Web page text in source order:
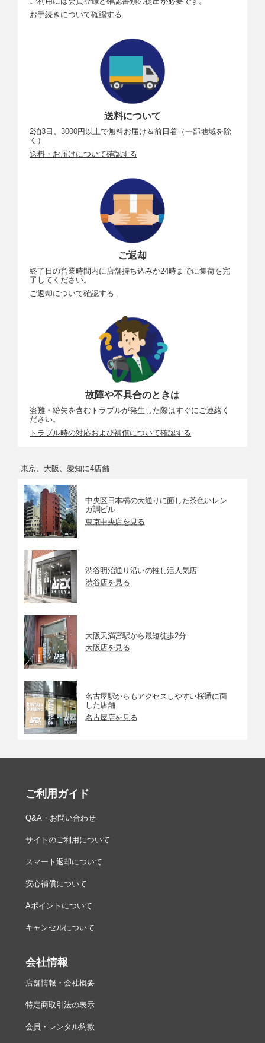
お手続きについて確認する
送料について
2泊3日、3000円以上で無料お届け＆前日着（一部地域を除
く）
送料・お届けについて確認する
ご返却
終了日の営業時間内に店舗持ち込みか24時までに集荷を完
了してください。
ご返却について確認する
故障や不具合のときは
盗難・紛失を含むトラブルが発生した際はすぐにご連絡く
ださい。
トラブル時の対応および補償について確認する
東京、大阪、愛知に4店舗
中央区日本橋の大通りに面した茶色いレン
ガ調ビル
東京中央店を見る
渋谷明治通り沿いの推し活人気店
渋谷店を見る
大阪天満宮駅から最短徒歩2分
大阪店を見る
名古屋駅からもアクセスしやすい桜通に面
した店舗
名古屋店を見る
ご利用ガイド
Q&A・お問い合わせ
サイトのご利用について
スマート返却について
安心補償について
Aポイントについて
キャンセルについて
会社情報
店舗情報・会社概要
特定商取引法の表示
会員・レンタル約款